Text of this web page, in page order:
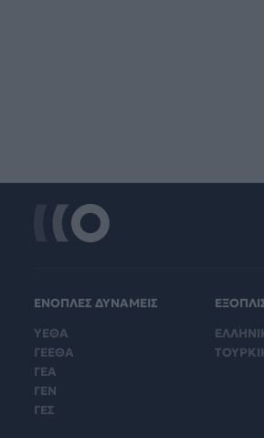
ΕΝΟΠΛΕΣ ΔΥΝΑΜΕΙΣ
ΥΕΘΑ
ΓΕΕΘΑ
ΓΕΑ
ΓΕΝ
ΓΕΣ